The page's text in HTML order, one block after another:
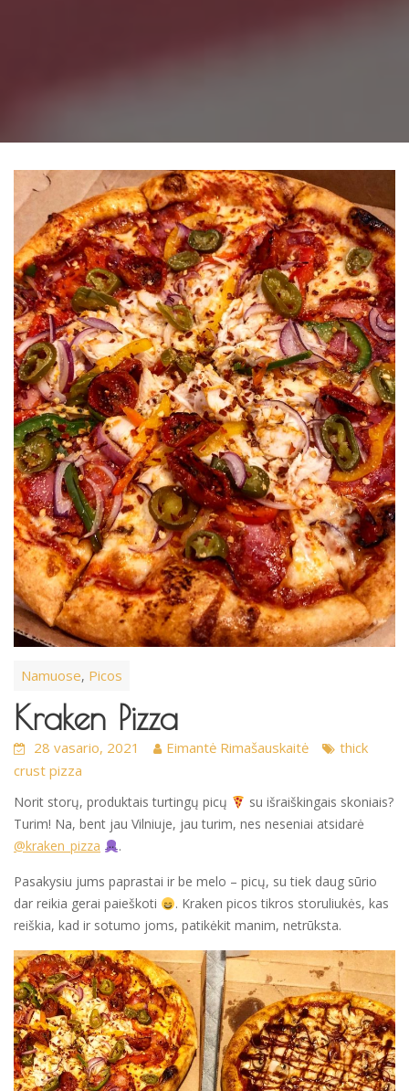
Namuose, Picos
Kraken Pizza
28 vasario, 2021 Eimantė Rimašauskaitė
thick
crust pizza
Norit storų, produktais turtingų picų
su išraiškingais skoniais?
Turim! Na, bent jau Vilniuje, jau turim, nes neseniai atsidarė
@kraken_pizza
.
Pasakysiu jums paprastai ir be melo – picų, su tiek daug sūrio
dar reikia gerai paieškoti
. Kraken picos tikros storuliukės, kas
reiškia, kad ir sotumo joms, patikėkit manim, netrūksta.